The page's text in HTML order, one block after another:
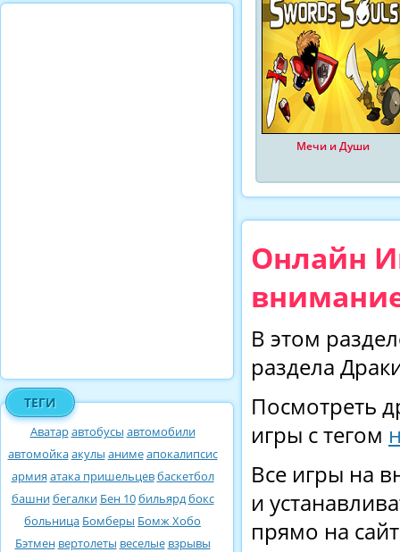
ТЕГИ
Аватаравтобусы автомобили
автомойкаакулы анимеапокалипсис
армия атака пришельцевбаскетбол
башнибегалки Бен 10бильярдбокс
больница Бомберы Бомж Хобо
Бэтмен вертолеты веселые взрывы
Мечи и Души
Онлайн
В этом
раздела
Посмотреть
игры с тегом
Все игры на
и
прямо на